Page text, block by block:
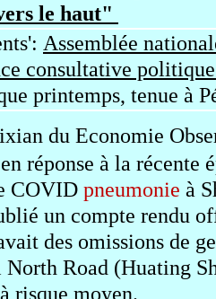
le haut"
Assemblée
consultative
printemps, tenue à
du Economie
réponse à la récente
COVID pneumonie à
un compte rendu
des omissions de
North Road (Huating
risque moyen.